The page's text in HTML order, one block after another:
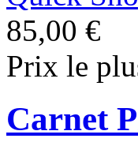
85,00 €
Prix le
Carnet